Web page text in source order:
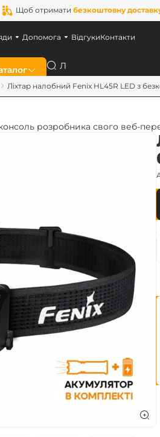
Щоб отриматибезкоштовну
Акумулятори Fenix
Зарядні пристрої Fenix
Аксесуари для ліхтарів
Пошук
Допомога ВідгукиКонтакти
Ліхтар налобний Fenix HL45R LED з
розробника свого веб-